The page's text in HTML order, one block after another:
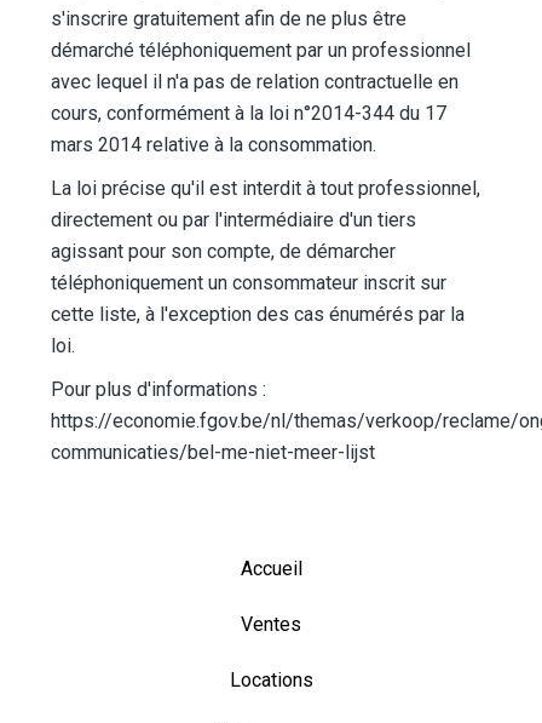
s'inscrire gratuitement afin de ne plus être
démarché téléphoniquement par un professionnel
avec lequel il n'a pas de relation contractuelle en
cours, conformément à la loi n°2014-344 du 17
mars 2014 relative à la consommation.
La loi précise qu'il est interdit à tout professionnel,
directement ou par l'intermédiaire d'un tiers
agissant pour son compte, de démarcher
téléphoniquement un consommateur inscrit sur
cette liste, à l'exception des cas énumérés par la
loi.
Pour plus d'informations :
https://economie.fgov.be/nl/themas/verkoop/reclame/
communicaties/bel-me-niet-meer-lijst
Accueil
Ventes
Locations